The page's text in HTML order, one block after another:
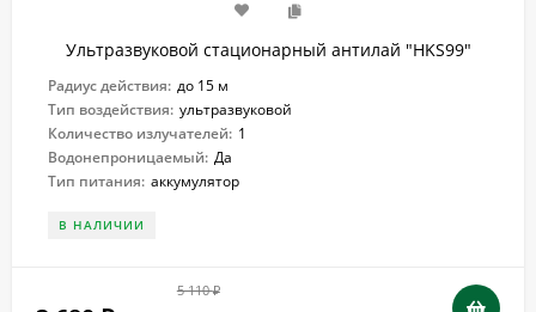
Ультразвуковой стационарный антилай "HKS99"
Радиус действия: до 15 м
Тип воздействия: ультразвуковой
Количество излучателей: 1
Водонепроницаемый: Да
Тип питания: аккумулятор
В НАЛИЧИИ
5 110₽